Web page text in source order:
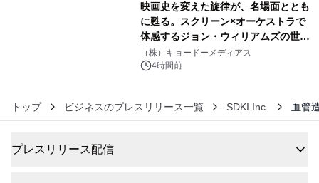
映画史を変えた旋律が、名場面ととも
に甦る。スクリーン×オーケストラで
体感するジョン・ウィリアムズの世
界。ジョン・ウィリアムズ：シネマ・
スペクタキュラー・コンサート 開催決
（株）キョードーメディアス
4時間前
トップ ビジネスのプレスリリース一覧 SDKI Inc. 血管
プレスリリース配信